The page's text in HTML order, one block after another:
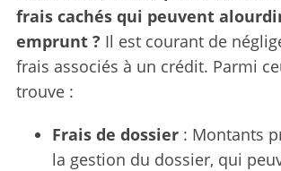
frais cachés qui peuvent
emprunt ? Il est courant de
frais associés à un crédit. Parmi
trouve :
Frais de dossier: Montants
la gestion du dossier, qui
S
e
r
c